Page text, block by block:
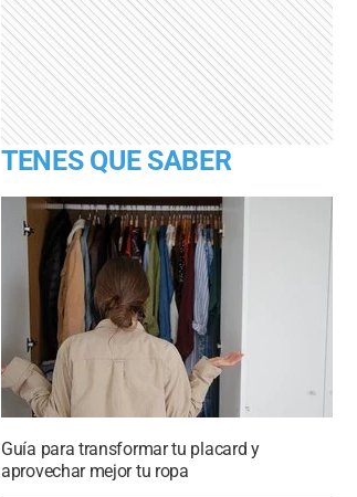
TENES QUE SABER
Guía para transformar tu placard y
aprovechar mejor tu ropa